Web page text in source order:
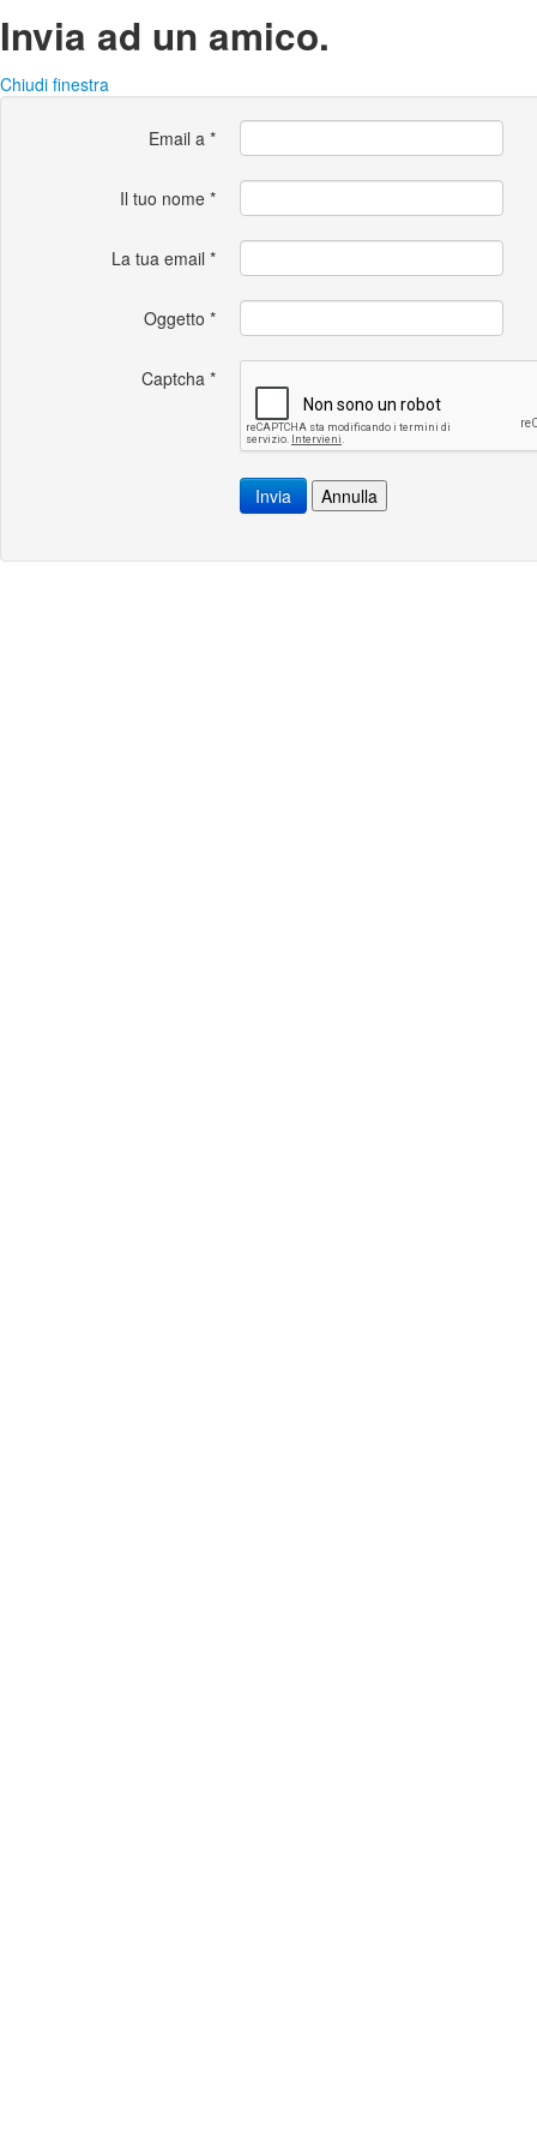
Invia ad un amico.
Chiudi finestra
Email a *
Il tuo nome *
La tua email *
Oggetto *
Captcha *
Invia Annulla